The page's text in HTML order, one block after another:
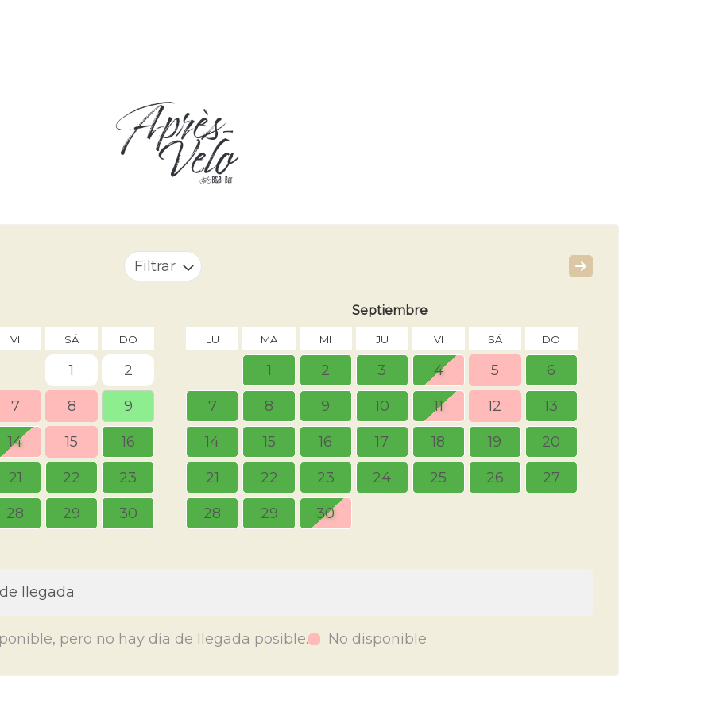
Filtrar
VI SÁ DO
1 2
7 8 9
14 15 16
21 22 23
28 29 30
Septiembre
LU MA MI JU VI SÁ DO
1 2 3 4 5 6
7 8 9 10 11 12 13
14 15 16 17 18 19 20
21 22 23 24 25 26 27
28 29 30
llegada
pero no hay día de llegada posible. No disponible